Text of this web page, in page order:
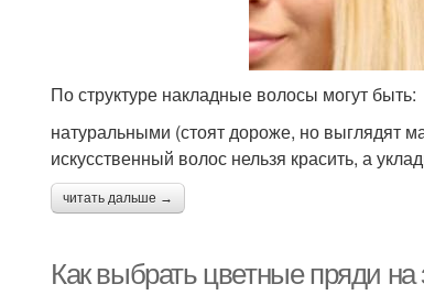
По структуре накладные волосы могут быть:
натуральными (стоят дороже, но выглядят
искусственный волос нельзя красить, а
читать дальше →
Как выбрать цветные пряди